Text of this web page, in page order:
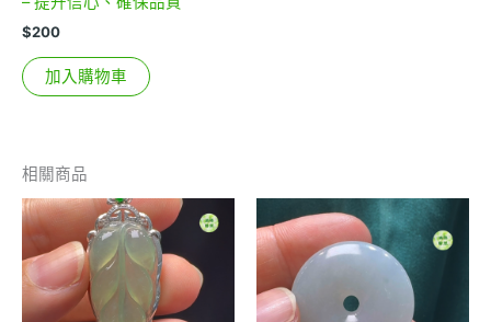
$200
加入購物車
相關商品